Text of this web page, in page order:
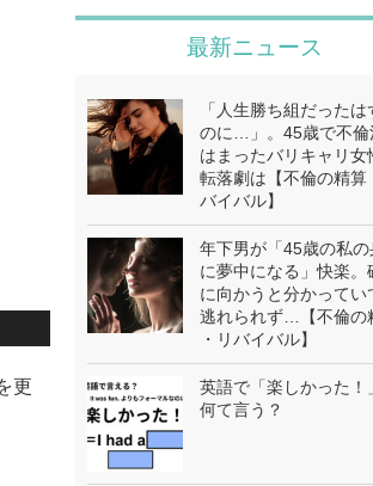
更
最新ニュース
「人生勝ち組だったは
のに…」。45歳で不倫
はまったバリキャリ女
転落劇は【不倫の精算
バイバル】
年下男が「45歳の私の
に夢中になる」快楽。
に向かうと分かってい
逃れられず…【不倫の
・リバイバル】
英語で「楽しかった！
何て言う？